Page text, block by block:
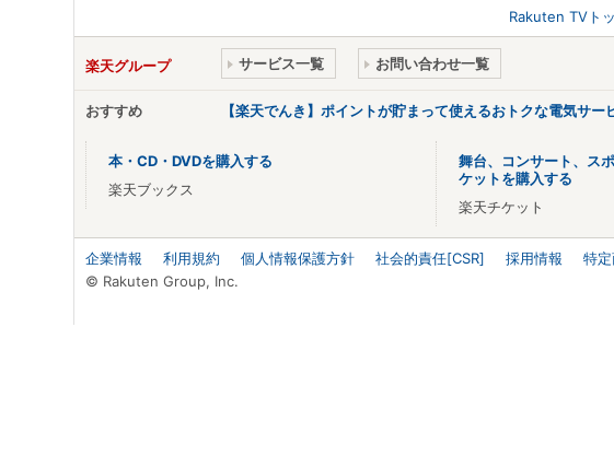
Rakuten TVト
楽天グループ サービス一覧 お問い合わせ一覧
おすすめ 【楽天でんき】ポイントが貯まって使えるおトクな電気サー
本・CD・DVDを購入する
楽天ブックス
舞台、コンサート、ス
ケットを購入する
楽天チケット
企業情報 利用規約 個人情報保護方針 社会的責任[CSR] 採用情報
特
© Rakuten Group, Inc.